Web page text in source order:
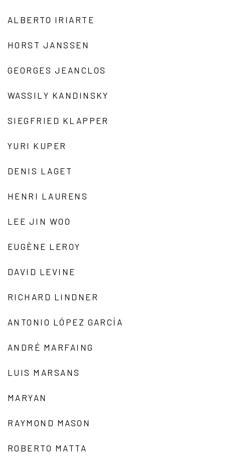
ALBERTO IRIARTE
HORST JANSSEN
GEORGES JEANCLOS
WASSILY KANDINSKY
SIEGFRIED KLAPPER
YURI KUPER
DENIS LAGET
HENRI LAURENS
LEE JIN WOO
EUGÈNE LEROY
DAVID LEVINE
RICHARD LINDNER
ANTONIO LÓPEZ GARCÍA
ANDRÉ MARFAING
LUIS MARSANS
MARYAN
RAYMOND MASON
ROBERTO MATTA